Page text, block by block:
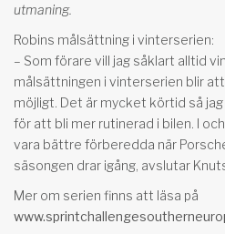
utmaning.
Robins målsättning i vinterserien:
– Som förare vill jag såklart alltid
målsättningen i vinterserien blir
möjligt. Det är mycket körtid så
för att bli mer rutinerad i bilen. I
vara bättre förberedda när
säsongen drar igång, avslutar
Mer om serien finns att läsa på